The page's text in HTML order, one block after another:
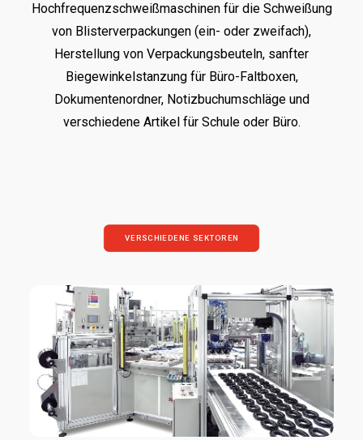
Hochfrequenzschweißmaschinen für die Schweißung
von Blisterverpackungen (ein- oder zweifach),
Herstellung von Verpackungsbeuteln, sanfter
Biegewinkelstanzung für Büro-Faltboxen,
Dokumentenordner, Notizbuchumschläge und
verschiedene Artikel für Schule oder Büro.
VERSCHIEDENE SEKTOREN